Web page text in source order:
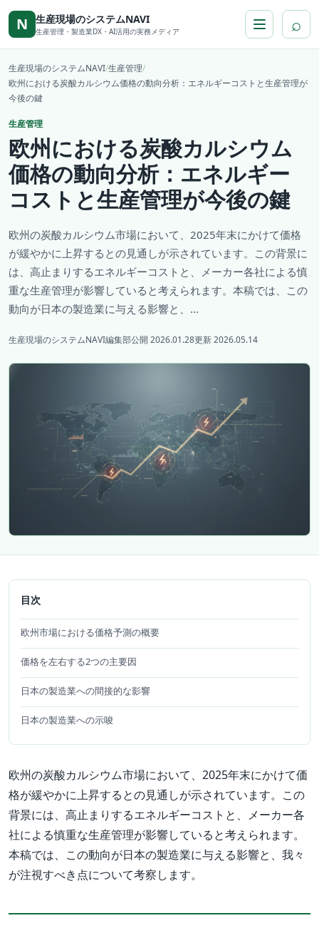
本文へ移動
N 生産現場のシステムNAVI
生産管理・製造業DX・AI活用の実務メディア ⌕
生産現場のシステムNAVI/生産管理/
欧州における炭酸カルシウム価格の動向分析：エネルギーコストと生産管理が
今後の鍵
生産管理
欧州における炭酸カルシウム
価格の動向分析：エネルギー
コストと生産管理が今後の鍵
欧州の炭酸カルシウム市場において、2025年末にかけて価格
が緩やかに上昇するとの見通しが示されています。この背景に
は、高止まりするエネルギーコストと、メーカー各社による慎
重な生産管理が影響していると考えられます。本稿では、この
動向が日本の製造業に与える影響と、...
生産現場のシステムNAVI編集部公開 2026.01.28更新 2026.05.14
目次
欧州市場における価格予測の概要
価格を左右する2つの主要因
日本の製造業への間接的な影響
日本の製造業への示唆
欧州の炭酸カルシウム市場において、2025年末にかけて価
格が緩やかに上昇するとの見通しが示されています。この
背景には、高止まりするエネルギーコストと、メーカー各
社による慎重な生産管理が影響していると考えられます。
本稿では、この動向が日本の製造業に与える影響と、我々
が注視すべき点について考察します。